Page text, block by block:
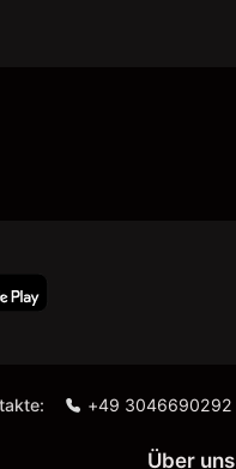
+49 3046690292
Über uns